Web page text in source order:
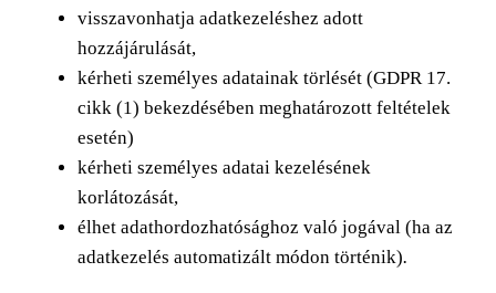
visszavonhatja adatkezeléshez adott
hozzájárulását,
kérheti személyes adatainak törlését (GDPR 17.
cikk (1) bekezdésében meghatározott feltételek
esetén)
kérheti személyes adatai kezelésének
korlátozását,
élhet adathordozhatósághoz való jogával (ha az
adatkezelés automatizált módon történik).